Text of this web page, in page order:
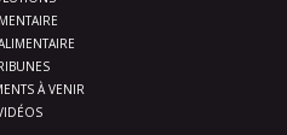
À VENIR